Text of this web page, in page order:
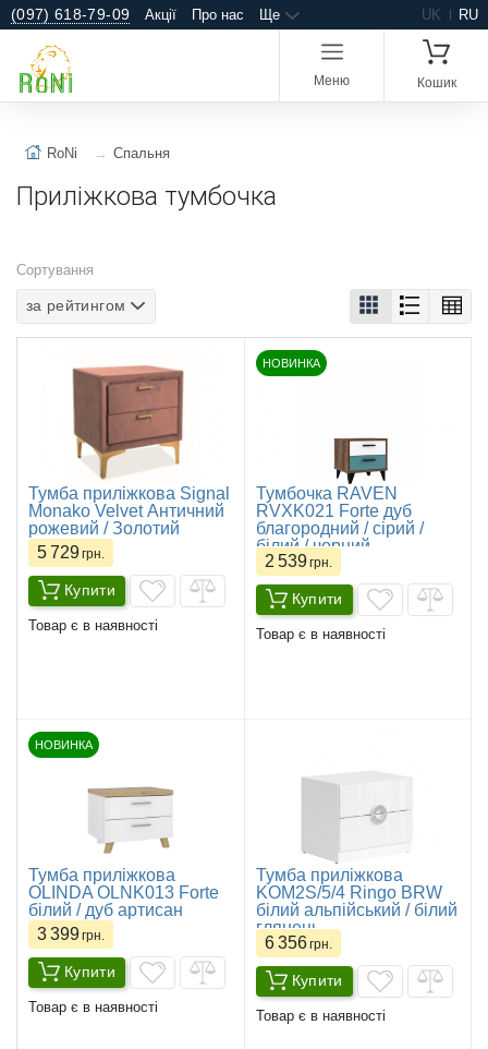
(097) 618-79-09 Акції Про нас Ще UK RU
Меню Кошик
RoNi Спальня
Приліжкова тумбочка
Сортування
за рейтингом
Тумба приліжкова Signal
Monako Velvet Античний
рожевий / Золотий
5 729грн.
Купити
Товар є в наявності
НОВИНКА
Тумбочка RAVEN
RVXK021 Forte дуб
благородний / сірий /
білий / чорний
2 539грн.
Купити
Товар є в наявності
НОВИНКА
Тумба приліжкова
OLINDA OLNK013 Forte
білий / дуб артисан
3 399грн.
Купити
Товар є в наявності
Тумба приліжкова
KOM2S/5/4 Ringo BRW
білий альпійський / білий
глянець
6 356грн.
Купити
Товар є в наявності